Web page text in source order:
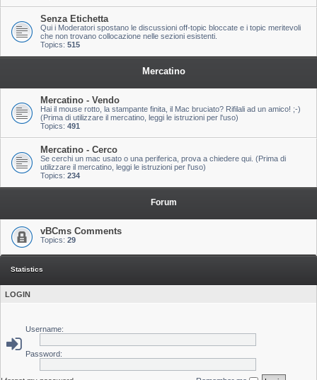
Senza Etichetta
Qui i Moderatori spostano le discussioni off-topic bloccate e i topic meritevoli
che non trovano collocazione nelle sezioni esistenti.
Topics: 515
Mercatino
Mercatino - Vendo
Hai il mouse rotto, la stampante finita, il Mac bruciato? Rifilali ad un amico! ;-)
(Prima di utilizzare il mercatino, leggi le istruzioni per l'uso)
Topics: 491
Mercatino - Cerco
Se cerchi un mac usato o una periferica, prova a chiedere qui. (Prima di
utilizzare il mercatino, leggi le istruzioni per l'uso)
Topics: 234
Forum
vBCms Comments
Topics: 29
Statistics
LOGIN
Username:
Password: